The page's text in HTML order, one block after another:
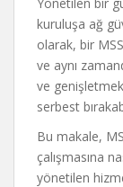
kuruluşa ağ
olarak, bir
ve aynı
ve
serbest
Bu makale,
çalışmasına
yönetilen